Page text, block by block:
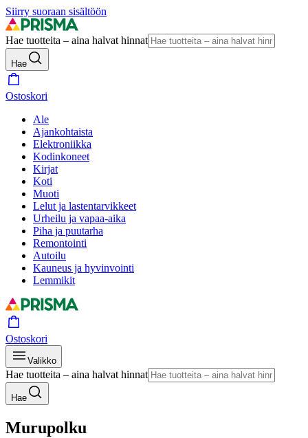
Siirry suoraan sisältöön
Hae tuotteita – aina halvat hinnat
Hae
Ostoskori
Ale
Ajankohtaista
Elektroniikka
Kodinkoneet
Kirjat
Koti
Muoti
Lelut ja lastentarvikkeet
Urheilu ja vapaa-aika
Piha ja puutarha
Remontointi
Autoilu
Kauneus ja hyvinvointi
Lemmikit
Ostoskori
Valikko
Hae tuotteita – aina halvat hinnat
Hae
Murupolku